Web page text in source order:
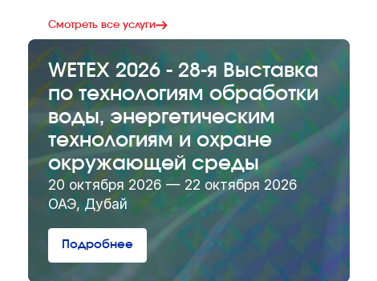
Смотреть все услуги
WETEX 2026 - 28-я Выставка
по технологиям обработки
воды, энергетическим
технологиям и охране
окружающей среды
20 октября 2026 — 22 октября 2026
ОАЭ, Дубай
Подробнее